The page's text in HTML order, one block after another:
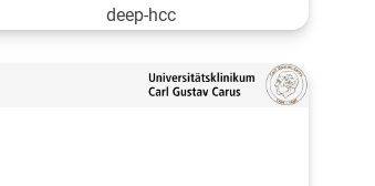
deep-hcc